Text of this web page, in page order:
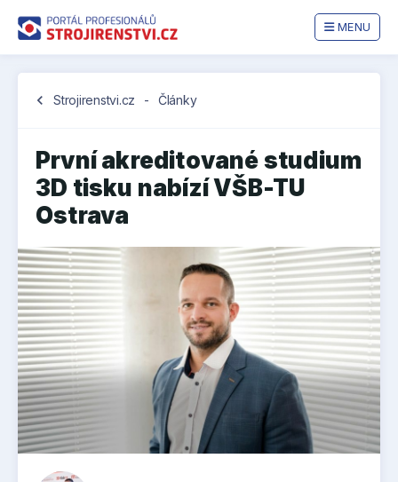
MENU
chevron_left Strojirenstvi.cz - Články
První akreditované studium
3D tisku nabízí VŠB-TU
Ostrava